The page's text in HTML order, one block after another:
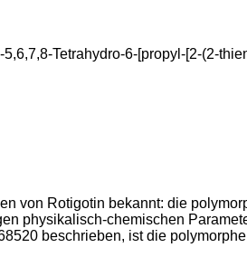
Tetrahydro-6-[propyl-[2-(2-
von Rotigotin bekannt: die
physikalisch-chemischen
beschrieben, ist die